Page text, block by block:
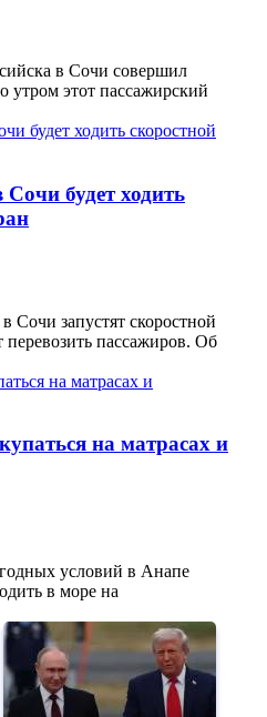
в Сочи совершил
утром этот пассажирский
будет ходить
Сочи запустят скоростной
перевозить пассажиров. Об
на матрасах и
условий в Анапе
в море на